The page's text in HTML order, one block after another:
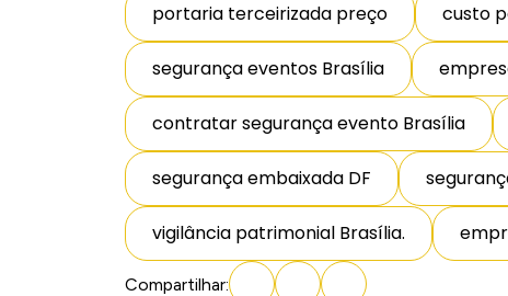
portaria terceirizada preço custo
segurança eventos Brasília
contratar segurança evento Brasília
segurança embaixada DF
vigilância patrimonial Brasília.
Compartilhar: